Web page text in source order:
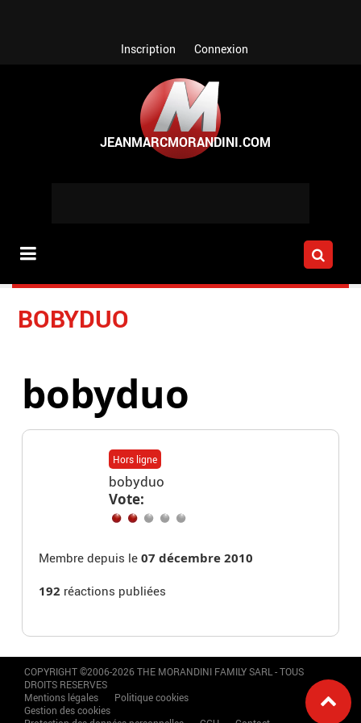
Inscription Connexion
BOBYDUO
bobyduo
Hors ligne
bobyduo
Vote:
Membre depuis le07 décembre 2010
192 réactions publiées
COPYRIGHT ©2006-2026 THE MORANDINI FAMILY SARL - TOUS
DROITS RESERVES
Mentions légales
Politique cookies
Gestion des cookies